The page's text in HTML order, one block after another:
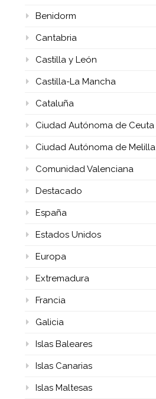
Benidorm
Cantabria
Castilla y León
Castilla-La Mancha
Cataluña
Ciudad Autónoma de Ceuta
Ciudad Autónoma de Melilla
Comunidad Valenciana
Destacado
España
Estados Unidos
Europa
Extremadura
Francia
Galicia
Islas Baleares
Islas Canarias
Islas Maltesas